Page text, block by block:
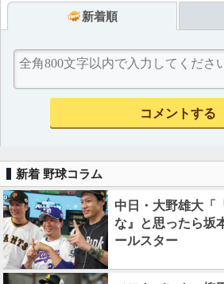
新着順
新着 野球コラム
中日・大野雄大「
な』と思ったら坂
ールスター